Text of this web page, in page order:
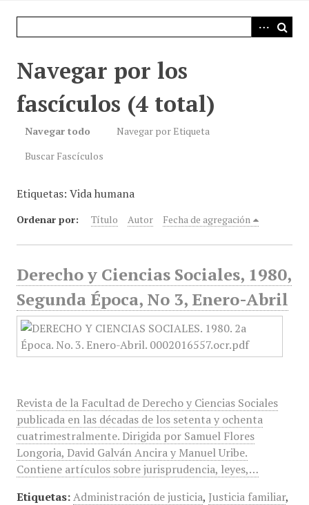
Navegar por los
fascículos (4 total)
Navegar todo
Navegar por Etiqueta
Buscar Fascículos
Etiquetas: Vida humana
Ordenar por: Título Autor Fecha de agregación
Derecho y Ciencias Sociales, 1980,
Segunda Época, No 3, Enero-Abril
Revista de la Facultad de Derecho y Ciencias Sociales
publicada en las décadas de los setenta y ochenta
cuatrimestralmente. Dirigida por Samuel Flores
Longoria, David Galván Ancira y Manuel Uribe.
Contiene artículos sobre jurisprudencia, leyes,…
Etiquetas: Administración de justicia, Justicia familiar,